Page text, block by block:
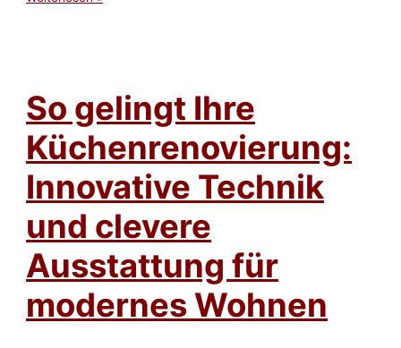
Komfort
und
Stil
perfekt
kombiniert
mit
Relaxfunktion
So gelingt Ihre
Küchenrenovierung:
Innovative Technik
und clevere
Ausstattung für
modernes Wohnen